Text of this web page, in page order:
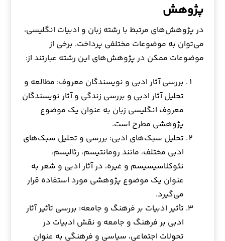
پژوهش
در پژوهش‌های مرتبط با رشته زبان و ادبیات انگلیسی،
می‌توان به موضوعات مختلفی پرداخت. برخی از
موضوعات ممکن در پژوهش‌های این رشته عبارتند از:
بررسی آثار ادبی و نویسندگان معروف: مطالعه و
تحلیل آثار ادبی و بررسی زندگی و آثار نویسندگان
معروف انگلیسی زبان به عنوان یک موضوع
پژوهشی مطرح است.
تحلیل سبک‌های ادبی: بررسی و تحلیل سبک‌های
ادبی مختلف، مانند رومانتیسم، رئالیسم،
نئوکلاسیسیسم و غیره، در آثار ادبی و شعر به
عنوان یک موضوع پژوهشی مورد استفاده قرار
می‌گیرد.
تأثیر ادبیات بر فرهنگ و جامعه: بررسی تأثیر آثار
ادبی بر فرهنگ و جامعه و نقش ادبیات در
تحولات اجتماعی، سیاسی و فرهنگی به عنوان